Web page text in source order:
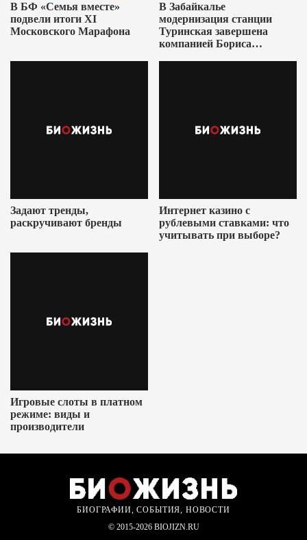
В БФ «Семья вместе»
подвели итоги XI
Московского Марафона
В Забайкалье
модернизация станции
Туринская завершена
компанией Бориса
Задают тренды,
раскручивают бренды
Интернет казино с
рублевыми ставками: что
учитывать при выборе?
Игровые слоты в платном
режиме: виды и
производители
БИОГРАФИИ, СОБЫТИЯ, НОВОСТИ
© 2015-2026 BIOJIZN.RU